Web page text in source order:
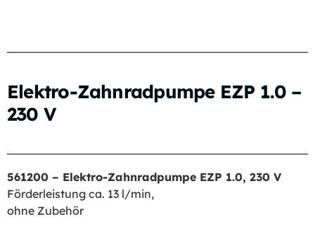
Elektro-Zahnradpumpe EZP 1.0 –
230 V
561200 – Elektro-Zahnradpumpe EZP 1.0, 230 V
Förderleistung ca. 13 l/min,
ohne Zubehör